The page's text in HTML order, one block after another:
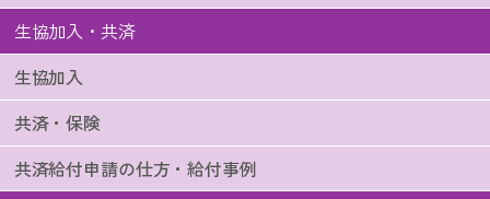
生協加入・共済
生協加入
共済・保険
共済給付申請の仕方・給付事例